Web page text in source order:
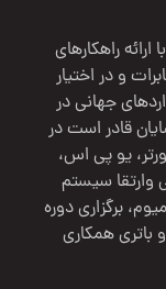
راهکارهای
و در اختیار
جهانی در
قادر است در
یو پی اس،
وارتقا سیستم
برگزاری دوره
باتری همکاری